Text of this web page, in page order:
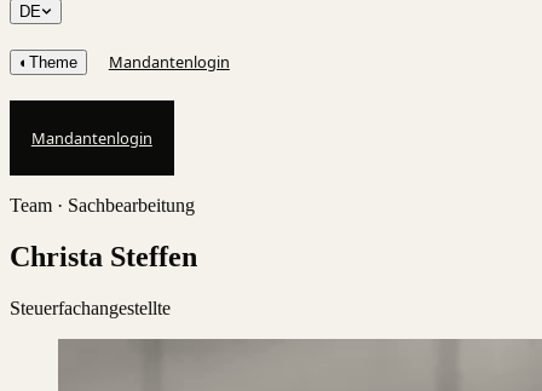
DE
◐ Theme Mandantenlogin
Mandantenlogin
Team · Sachbearbeitung
Christa Steffen
Steuerfachangestellte